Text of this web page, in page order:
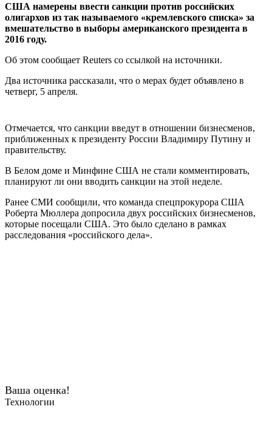
США намерены ввести санкции против российских
олигархов из так называемого «кремлевского списка» за
вмешательство в выборы американского президента в
2016 году.
Об этом сообщает Reuters со ссылкой на источники.
Два источника рассказали, что о мерах будет объявлено в
четверг, 5 апреля.
Отмечается, что санкции введут в отношении бизнесменов,
приближенных к президенту России Владимиру Путину и
правительству.
В Белом доме и Минфине США не стали комментировать,
планируют ли они вводить санкции на этой неделе.
Ранее СМИ сообщили, что команда спецпрокурора США
Роберта Мюллера допросила двух российских бизнесменов,
которые посещали США. Это было сделано в рамках
расследования «российского дела».
Ваша оценка!
Технологии